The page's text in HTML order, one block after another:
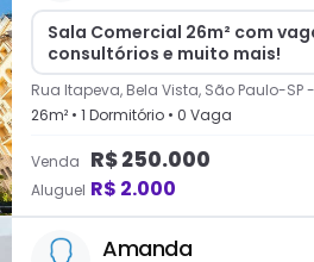
Sala Comercial 26m² com
consultórios e muito mais!
Rua Itapeva, Bela Vista, São Paulo-SP-
26m² • 1 Dormitório • 0 Vaga
Venda R$250.000
Aluguel R$ 2.000
Amanda